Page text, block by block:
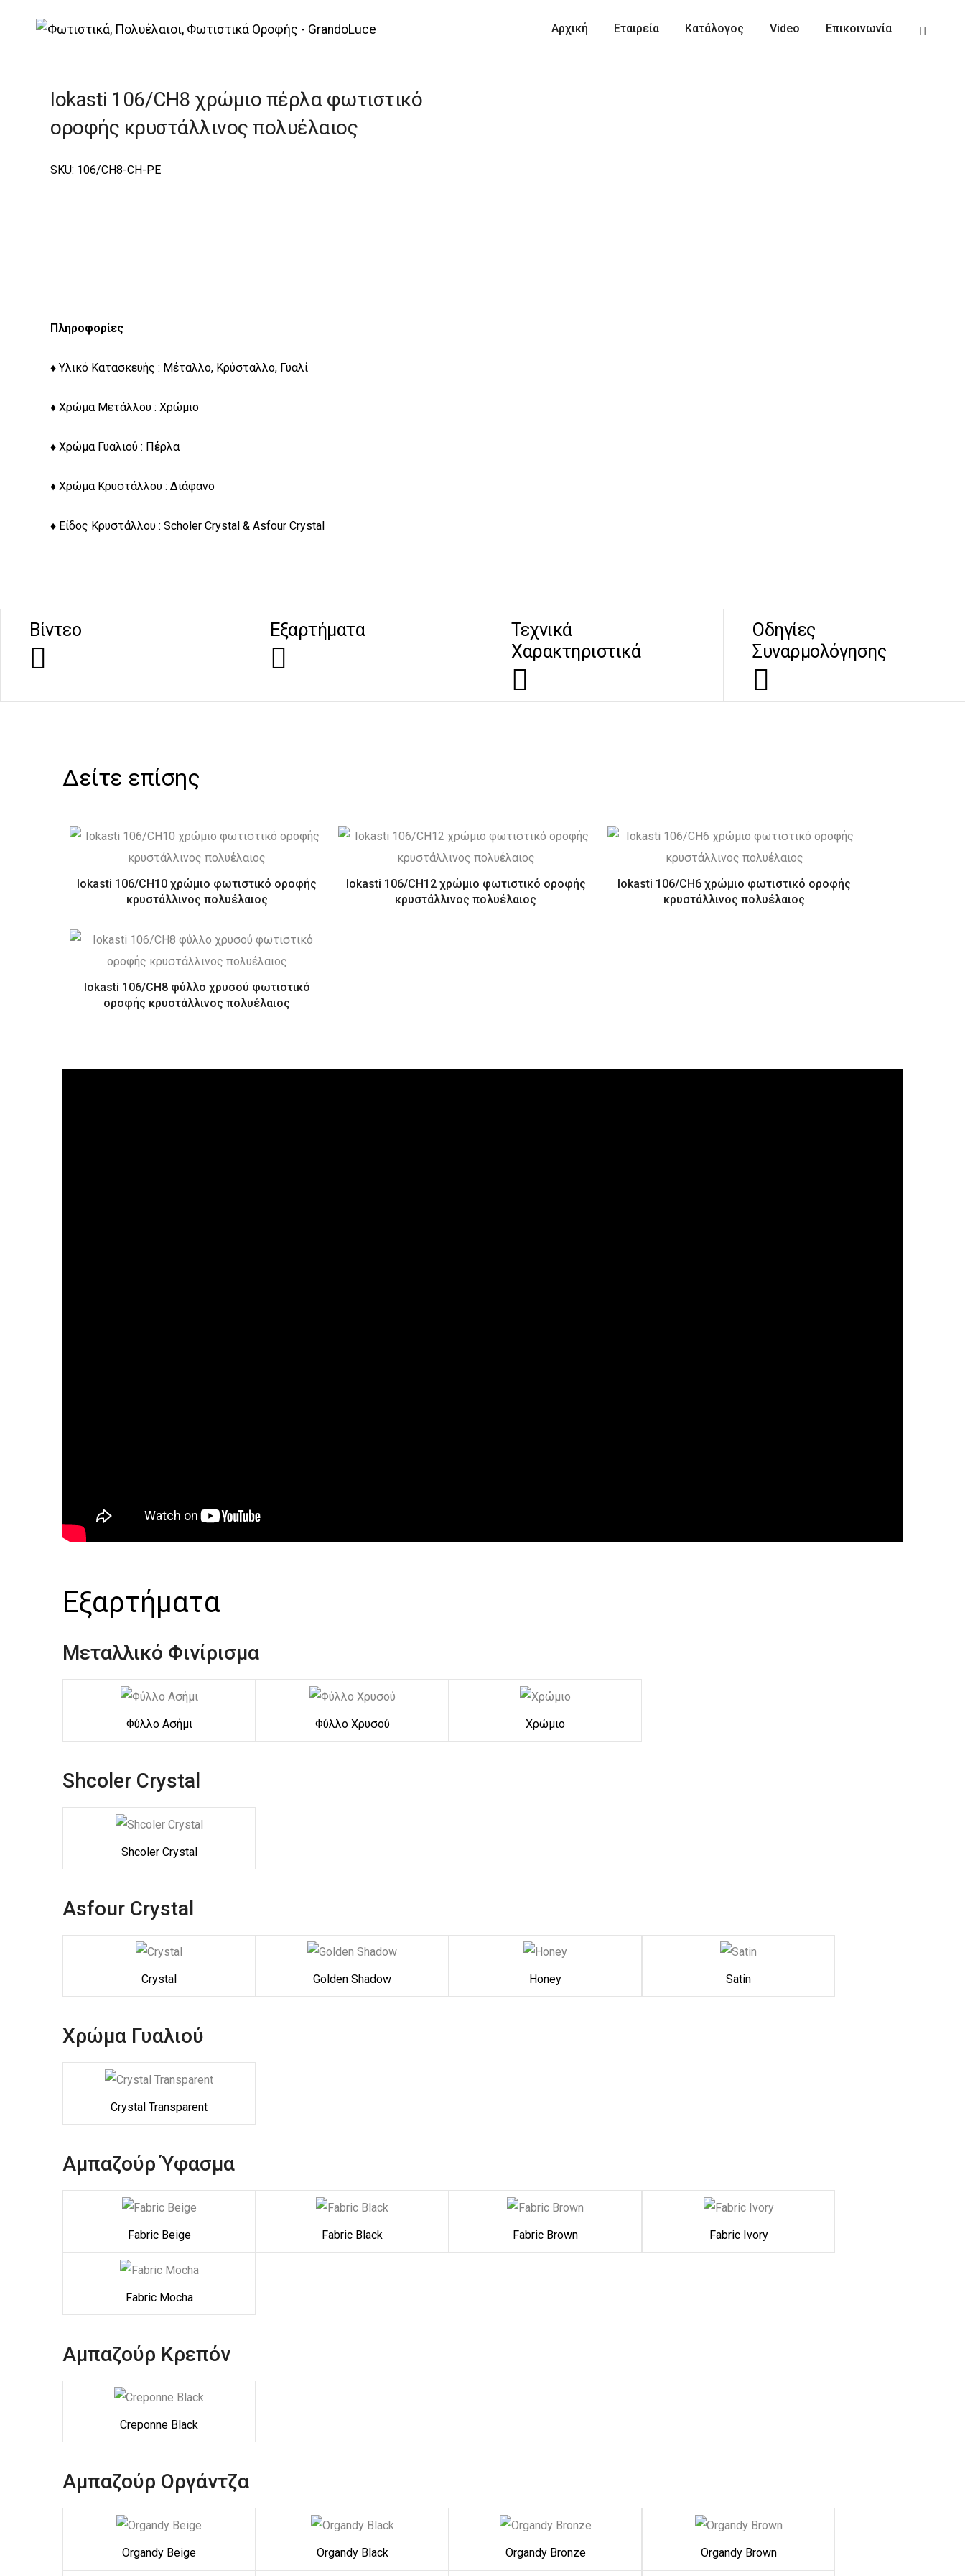
Αρχική Εταιρεία Κατάλογος Video Επικοινωνία
|Elite|Iokasti|Iokasti Φωτιστικά Οροφής – Πολυέλαιοι Elite
Iokasti 106/CH8 χρώμιο πέρλα φωτιστικό
οροφής κρυστάλλινος πολυέλαιος
SKU: 106/CH8-CH-PE
Πληροφορίες
♦ Υλικό Κατασκευής : Μέταλλο, Κρύσταλλο, Γυαλί
♦ Χρώμα Μετάλλου : Χρώμιο
♦ Χρώμα Γυαλιού : Πέρλα
♦ Χρώμα Κρυστάλλου : Διάφανο
♦ Είδος Κρυστάλλου : Scholer Crystal & Asfour Crystal
Βίντεο Εξαρτήματα
Τεχνικά
Χαρακτηριστικά
Οδηγίες
Συναρμολόγησης
Δείτε επίσης
Iokasti 106/CH10 χρώμιο φωτιστικό οροφής
κρυστάλλινος πολυέλαιος
Iokasti 106/CH12 χρώμιο φωτιστικό οροφής
κρυστάλλινος πολυέλαιος
Iokasti 106/CH6 χρώμιο φωτιστικό οροφής
κρυστάλλινος πολυέλαιος
Iokasti 106/CH8 φύλλο χρυσού φωτιστικό
οροφής κρυστάλλινος πολυέλαιος
Εξαρτήματα
Μεταλλικό Φινίρισμα
Φύλλο Ασήμι Φύλλο Χρυσού Χρώμιο
Shcoler Crystal
Shcoler Crystal
Asfour Crystal
Crystal Golden Shadow Honey Satin
Χρώμα Γυαλιού
Crystal Transparent
Αμπαζούρ Ύφασμα
Fabric Beige Fabric Black Fabric Brown Fabric Ivory
Fabric Mocha
Αμπαζούρ Κρεπόν
Creponne Black
Αμπαζούρ Οργάντζα
Organdy Beige Organdy Black Organdy Bronze Organdy Brown